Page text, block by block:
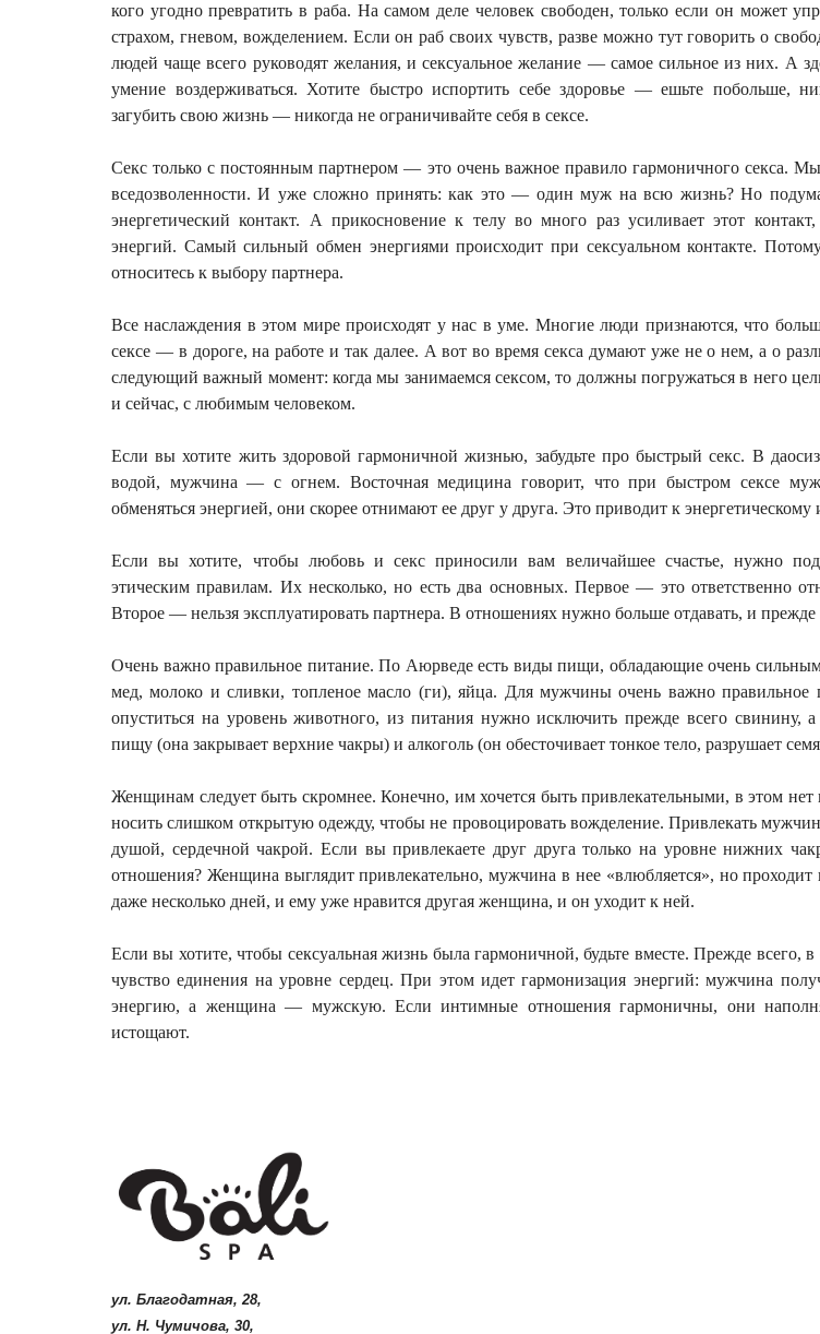
кого угодно превратить в раба. На самом деле человек свободен, только если он может
страхом, гневом, вожделением. Если он раб своих чувств, разве можно тут говорить о
людей чаще всего руководят желания, и сексуальное желание — самое сильное из них. А
умение воздерживаться. Хотите быстро испортить себе здоровье — ешьте побольше,
загубить свою жизнь — никогда не ограничивайте себя в сексе.
Секс только с постоянным партнером — это очень важное правило гармоничного секса.
вседозволенности. И уже сложно принять: как это — один муж на всю жизнь? Но
энергетический контакт. А прикосновение к телу во много раз усиливает этот
энергий. Самый сильный обмен энергиями происходит при сексуальном контакте.
относитесь к выбору партнера.
Все наслаждения в этом мире происходят у нас в уме. Многие люди признаются, что
сексе — в дороге, на работе и так далее. А вот во время секса думают уже не о нем,а о
следующий важный момент: когда мы занимаемся сексом, то должны погружаться в него
и сейчас, с любимым человеком.
Если вы хотите жить здоровой гармоничной жизнью, забудьте про быстрый секс. В
водой, мужчина — с огнем. Восточная медицина говорит, что при быстром сексе
обменяться энергией, они скорее отнимают ее друг у друга. Это приводит к
Если вы хотите, чтобы любовь и секс приносили вам величайшее счастье, нужно
этическим правилам. Их несколько, но есть два основных. Первое — это ответственно
Второе — нельзя эксплуатировать партнера. В отношениях нужно больше отдавать, и
Очень важно правильное питание. По Аюрведе есть виды пищи, обладающие очень сильным
мед, молоко и сливки, топленое масло (ги), яйца. Для мужчины очень важно правильное
опуститься на уровень животного, из питания нужно исключить прежде всего
пищу (она закрывает верхние чакры) и алкоголь (он обесточивает тонкое тело, разрушает
Женщинам следует быть скромнее. Конечно, им хочется быть привлекательными, в этом нет
носить слишком открытую одежду, чтобы не провоцировать вожделение. Привлекать
душой, сердечной чакрой. Если вы привлекаете друг друга только на уровне нижних
отношения? Женщина выглядит привлекательно, мужчина в нее «влюбляется», но проходит
даже несколько дней, и ему уже нравится другая женщина, и он уходит к ней.
Если вы хотите, чтобы сексуальная жизнь была гармоничной, будьте вместе.Прежде всего, в
чувство единения на уровне сердец. При этом идет гармонизация энергий: мужчина
энергию, а женщина — мужскую. Если интимные отношения гармоничны, они
истощают.
ул. Благодатная, 28,
ул. Н. Чумичова, 30,